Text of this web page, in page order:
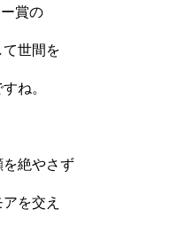
賞の
世間を
ね。
絶やさず
を交え